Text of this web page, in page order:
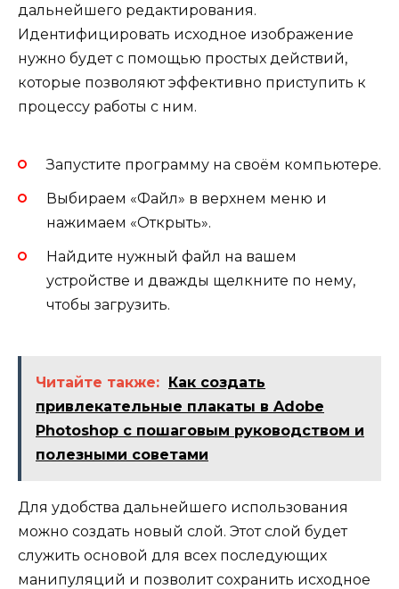
дальнейшего редактирования.
Идентифицировать исходное изображение
нужно будет с помощью простых действий,
которые позволяют эффективно приступить к
процессу работы с ним.
Запустите программу на своём компьютере.
Выбираем «Файл» в верхнем меню и
нажимаем «Открыть».
Найдите нужный файл на вашем
устройстве и дважды щелкните по нему,
чтобы загрузить.
Читайте также: Как создать
привлекательные плакаты в Adobe
Photoshop с пошаговым руководством и
полезными советами
Для удобства дальнейшего использования
можно создать новый слой. Этот слой будет
служить основой для всех последующих
манипуляций и позволит сохранить исходное